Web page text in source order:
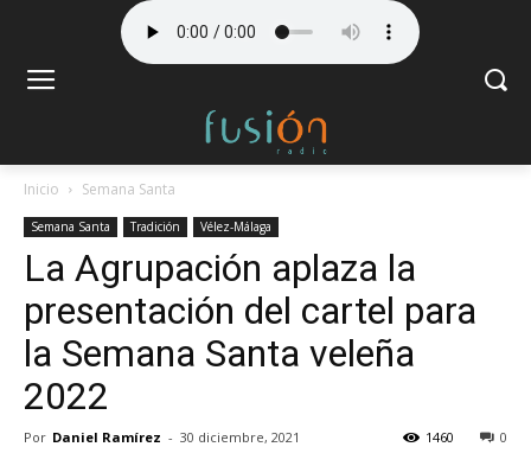
Inicio Semana Santa
Semana Santa Tradición Vélez-Málaga
La Agrupación aplaza la
presentación del cartel para
la Semana Santa veleña
2022
Por Daniel Ramírez - 30 diciembre, 2021 0
1460